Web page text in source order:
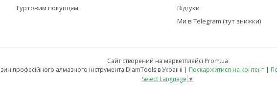
Гуртовим покупцям
Відгуки
Ми в Telegram (тут знижки)
Сайт створений на маркетплейсі Prom.ua
Магазин професійного алмазного інструмента DiamTools в Україні | Поскаржитися на контент |
Select Language ▼